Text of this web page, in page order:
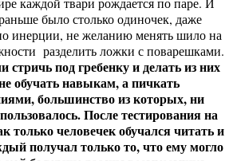
было столько одиночек, даже
инерции, не желанию менять шило на
разделить ложки с поварешками.
стричь под гребенку и делать из них
обучать навыкам, а пичкать
большинство из которых, ни
После тестирования на
только человечек обучался читать и
получал только то, что ему могло